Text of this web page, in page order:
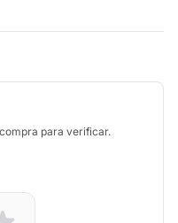
para verificar.